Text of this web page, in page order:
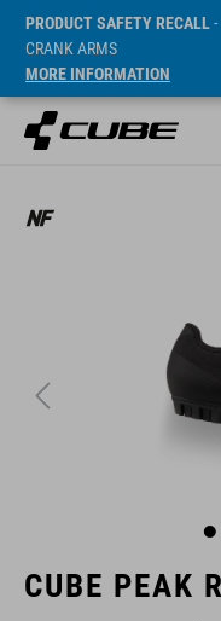
PRODUCT SAFETY RECALL
CRANK ARMS
MORE INFORMATION
CUBE PEAK